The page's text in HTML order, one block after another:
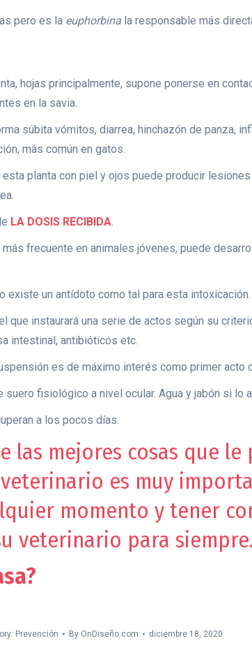
pero es la euphorbina la responsable más
hojas principalmente, supone ponerse en
en la savia.
súbita vómitos, diarrea, hinchazón de panza,
más común en gatos.
planta con piel y ojos puede producir
LA DOSIS RECIBIDA.
frecuente en animales jóvenes, puede
existe un antídoto como tal para esta intoxicación.
que instaurará una serie de actos según su
intestinal, antibióticos etc.
es de máximo interés como primer acto
suero fisiológico a nivel ocular. Agua y jabón si lo
a los pocos días.
las mejores cosas que le
es muy
momento y tener
veterinario para siempre.
Prevención By OnDiseño.com diciembre 18, 2020